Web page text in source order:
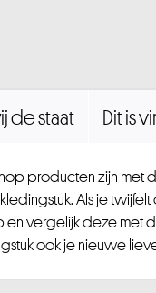
de staat Dit is
producten zijn met
Als je
en vergelijk deze met
ook je nieuwe